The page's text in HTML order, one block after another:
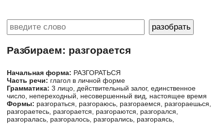
Разбираем: разгорается
Начальная форма: РАЗГОРАТЬСЯ
Часть речи: глагол в личной форме
Грамматика: 3 лицо, действительный залог, единственное
число, непереходный, несовершенный вид, настоящее время
Формы: разгораться, разгораюсь, разгораемся, разгораешься,
разгораетесь, разгорается, разгораются, разгорался,
разгоралась, разгоралось, разгорались, разгораясь,